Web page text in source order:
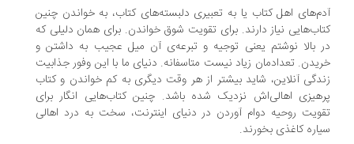
اهل کتاب یا به تعبیری دلبسته‌های کتاب، به خواندن چنین
نیاز دارند. برای تقویت شوق خواندن. برای همان دلیلی که
بالا نوشتم یعنی توجیه و تبرعه‌ی آن میل عجیب به داشتن و
تعدادمان زیاد نیست متاسفانه. دنیای ما با این وفور جذابیت
آنلاین، شاید بیشتر از هر وقت دیگری به کم خواندن و کتاب
اهالی‌اش نزدیک شده باشد. چنین کتاب‌هایی انگار برای
روحیه دوام آوردن در دنیای اینترنت، سخت به درد اهالی
کاغذی بخورند.